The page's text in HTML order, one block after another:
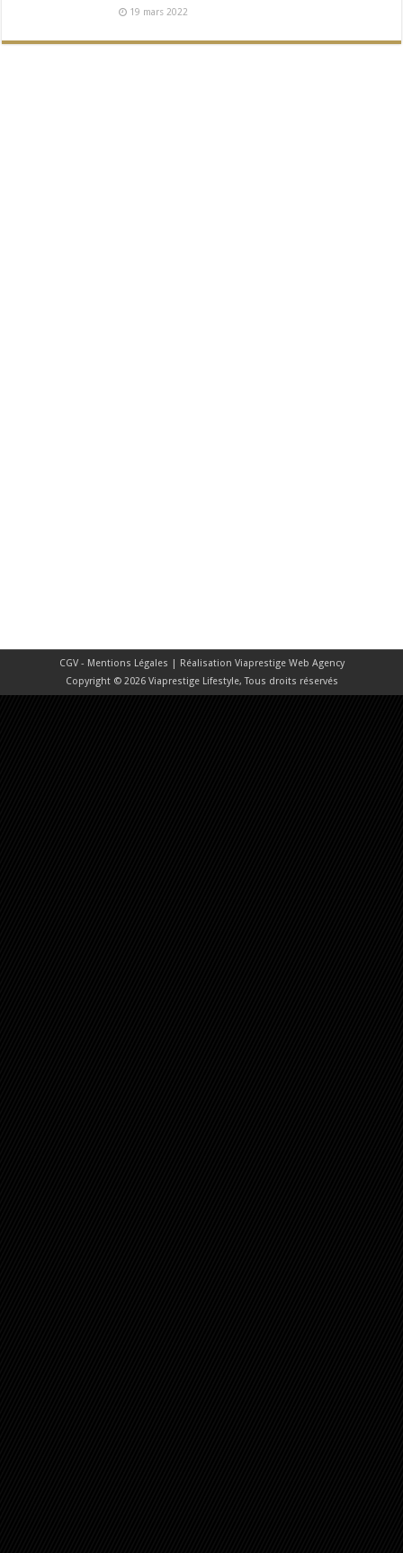
19 mars 2022
CGV - Mentions Légales | Réalisation Viaprestige Web Agency
Copyright © 2026 Viaprestige Lifestyle, Tous droits réservés